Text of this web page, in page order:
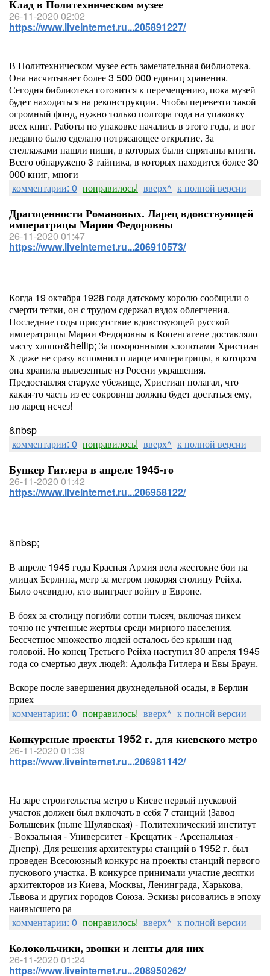
Клад в Политехническом музее
26-11-2020 02:02
https://www.liveinternet.ru...205891227/
В Политехническом музее есть замечательная библиотека.
Она насчитывает более 3 500 000 единиц хранения.
Сегодня библиотека готовится к перемещению, пока музей
будет находиться на реконструкции. Чтобы перевезти такой
огромный фонд, нужно только полтора года на упаковку
всех книг. Работы по упаковке начались в этого года, и вот
недавно было сделано потрясающее открытие. За
стеллажами нашли ниши, в которых были спрятаны книги.
Всего обнаружено 3 тайника, в которых находится более 30
000 книг, многи
комментарии: 0 понравилось! вверх^ к полной версии
Драгоценности Романовых. Ларец вдовствующей
императрицы Марии Федоровны
26-11-2020 01:47
https://www.liveinternet.ru...206910573/
Когда 19 октября 1928 года датскому королю сообщили о
смерти тетки, он с трудом сдержал вздох облегчения.
Последние годы присутствие вдовствующей русской
императрицы Марии Федоровны в Копенгагене доставляло
массу хлопот&hellip; За похоронными хлопотами Христиан
Х даже не сразу вспомнил о ларце императрицы, в котором
она хранила вывезенные из России украшения.
Предоставляя старухе убежище, Христиан полагал, что
какая-то часть из ее сокровищ должна будет достаться ему,
но ларец исчез!
&nbsp
комментарии: 0 понравилось! вверх^ к полной версии
Бункер Гитлера в апреле 1945-го
26-11-2020 01:42
https://www.liveinternet.ru...206958122/
&nbsp;
В апреле 1945 года Красная Армия вела жестокие бои на
улицах Берлина, метр за метром покоряя столицу Рейха.
Было очевидно, кто выиграет войну в Европе.
В боях за столицу погибли сотни тысяч, включая никем
точно не учтенные жертвы среди мирного населения.
Бессчетное множество людей осталось без крыши над
головой. Но конец Третьего Рейха наступил 30 апреля 1945
года со смертью двух людей: Адольфа Гитлера и Евы Браун.
Вскоре после завершения двухнедельной осады, в Берлин
приех
комментарии: 0 понравилось! вверх^ к полной версии
Конкурсные проекты 1952 г. для киевского метро
26-11-2020 01:39
https://www.liveinternet.ru...206981142/
На заре строительства метро в Киеве первый пусковой
участок должен был включать в себя 7 станций (Завод
Большевик (ныне Шулявская) - Политехнический институт
- Вокзальная - Университет - Крещатик - Арсенальная -
Днепр). Для решения архитектуры станций в 1952 г. был
проведен Всесоюзный конкурс на проекты станций первого
пускового участка. В конкурсе принимали участие десятки
архитекторов из Киева, Москвы, Ленинграда, Харькова,
Львова и других городов Союза. Эскизы рисовались в эпоху
наивысшего ра
комментарии: 0 понравилось! вверх^ к полной версии
Колокольчики, звонки и ленты для них
26-11-2020 01:24
https://www.liveinternet.ru...208950262/